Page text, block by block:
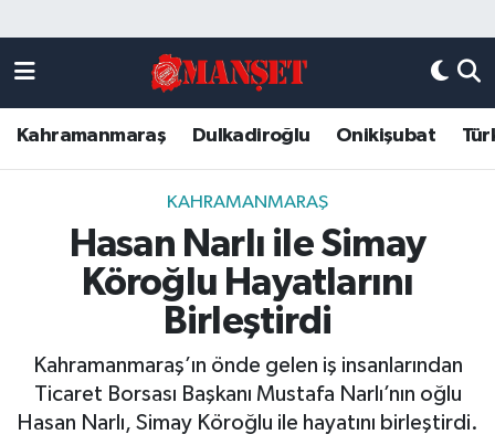
Kahramanmaraş Dulkadiroğlu Onikişubat
KAHRAMANMARAŞ
Hasan Narlı ile Simay
Köroğlu Hayatlarını
Birleştirdi
Kahramanmaraş’ın önde gelen iş insanlarından
Ticaret Borsası Başkanı Mustafa Narlı’nın oğlu
Hasan Narlı, Simay Köroğlu ile hayatını birleştirdi.
DULKADİROĞLU
KAHRAMANMARAŞ
ONİKİŞUBAT
ÖZEL HABER
Künye
Kahramanmaraş Nöbetçi Eczaneler
Kahramanmaraş Hava Durumu
Kahramanmaraş Trafik Yoğunluk Haritası
Süper Lig Puan Durumu ve Fikstür
Tüm Manşetler
Son Dakika Haberleri
Haber Arşivi